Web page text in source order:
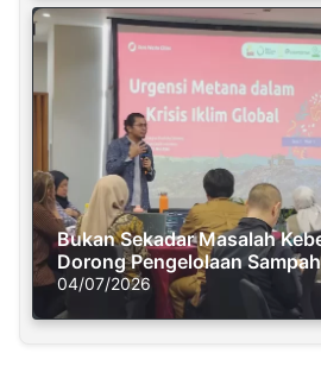
Bukan Sekadar Masalah
Dorong Pengelolaan
Solusi Krisis Iklim
04/07/2026